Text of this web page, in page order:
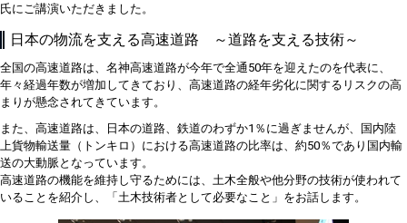
氏にご講演いただきました。
日本の物流を支える高速道路 ～道路を支える技術～
全国の高速道路は、名神高速道路が今年で全通50年を迎えたのを代表に、
年々経過年数が増加してきており、高速道路の経年劣化に関するリスクの高
まりが懸念されてきています。
また、高速道路は、日本の道路、鉄道のわずか1％に過ぎませんが、国内陸
上貨物輸送量（トンキロ）における高速道路の比率は、約50％であり国内輸
送の大動脈となっています。
高速道路の機能を維持し守るためには、土木全般や他分野の技術が使われて
いることを紹介し、「土木技術者として必要なこと」をお話します。